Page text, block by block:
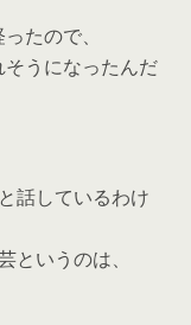
たので、
うになったんだ
話しているわけ
というのは、